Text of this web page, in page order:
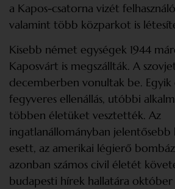
a Kapos-csatorna vizét
valamint több közparkot is
Kisebb német egységek 1944
Kaposvárt is megszállták. A
decemberben vonultak be. Egyik
fegyveres ellenállás, utóbbi
többen életüket vesztették. Az
ingatlanállományban jelentősebb
esett, az amerikai légierő
azonban számos civil életét
budapesti hírek hallatára